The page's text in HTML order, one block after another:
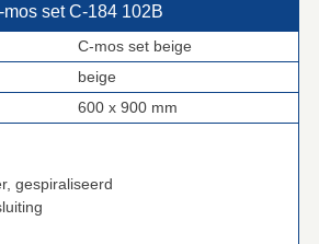
set C‑184 102B
C-mos set beige
beige
600 x 900 mm
gespiraliseerd